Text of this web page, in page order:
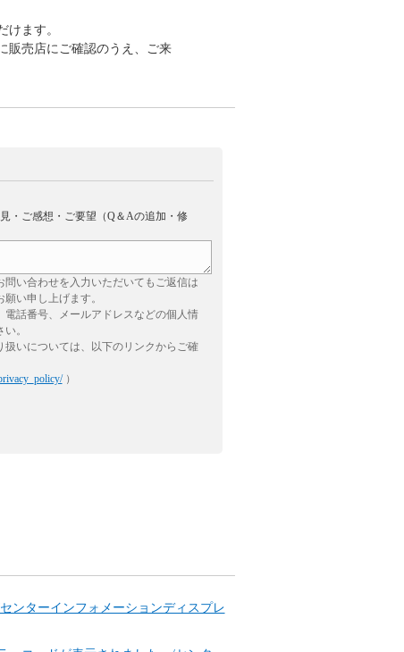
けます。
販売店にご確認のうえ、ご来
・ご感想・ご要望（Q＆Aの追加・修
問い合わせを入力いただいてもご返信は
い申し上げます。
電話番号、メールアドレスなどの個人情
。
いについては、以下のリンクからご確
）
ンターインフォメーションディスプレ